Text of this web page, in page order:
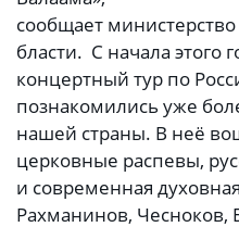
сообщает
бласти. С начала этого
концертный тур по
познакомились уже
нашей страны. В неё
церковные распевы,
и современная
Рахманинов, Чесноков,